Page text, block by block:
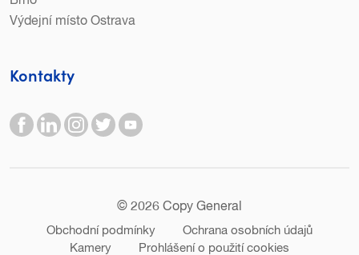
Výdejní místo Ostrava
Kontakty
© 2026 Copy General
Obchodní podmínky
Ochrana osobních údajů
Kamery
Prohlášení o použití cookies